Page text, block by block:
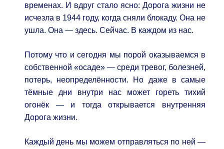
временах. И вдруг стало ясно: Дорога жизни не
исчезла в 1944 году, когда сняли блокаду. Она не
ушла. Она — здесь. Сейчас. В каждом из нас.
Потому что и сегодня мы порой оказываемся в
собственной «осаде» — среди тревог, болезней,
потерь, неопределённости. Но даже в самые
тёмные дни внутри нас может гореть тихий
огонёк — и тогда открывается внутренняя
Дорога жизни.
Каждый день мы можем отправляться по ней —